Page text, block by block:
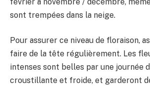
sont trempées dans la neige.
Pour assurer ce niveau de floraison,
faire de la tête régulièrement. Les
intenses sont belles par une journée
croustillante et froide, et garderont